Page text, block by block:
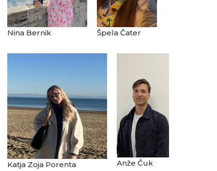
Nina Bernik Špela Čater
Katja Zoja Porenta Anže Čuk